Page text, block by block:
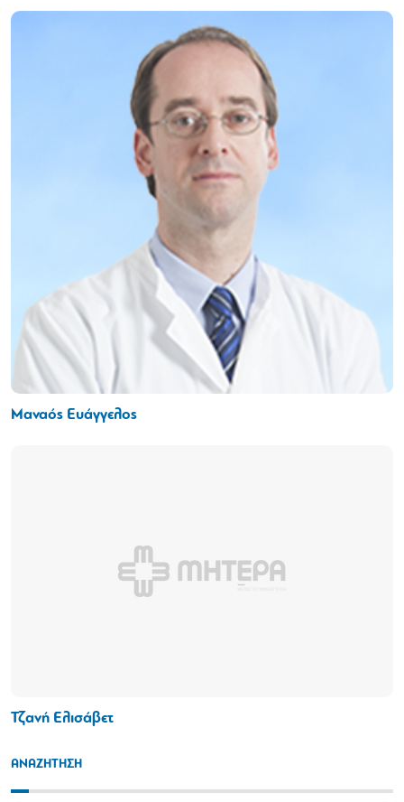
Μαναός Ευάγγελος
Τζανή Ελισάβετ
ΑΝΑΖΗΤΗΣΗ